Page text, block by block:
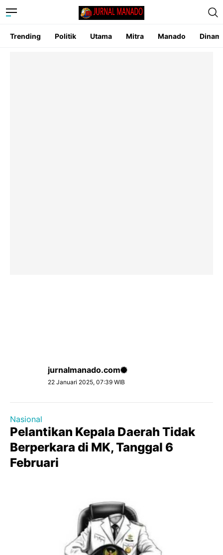
Trending Politik Utama Mitra Manado
jurnalmanado.com
22 Januari 2025, 07:39 WIB
Nasional
Pelantikan Kepala Daerah Tidak
Berperkara di MK, Tanggal 6
Februari